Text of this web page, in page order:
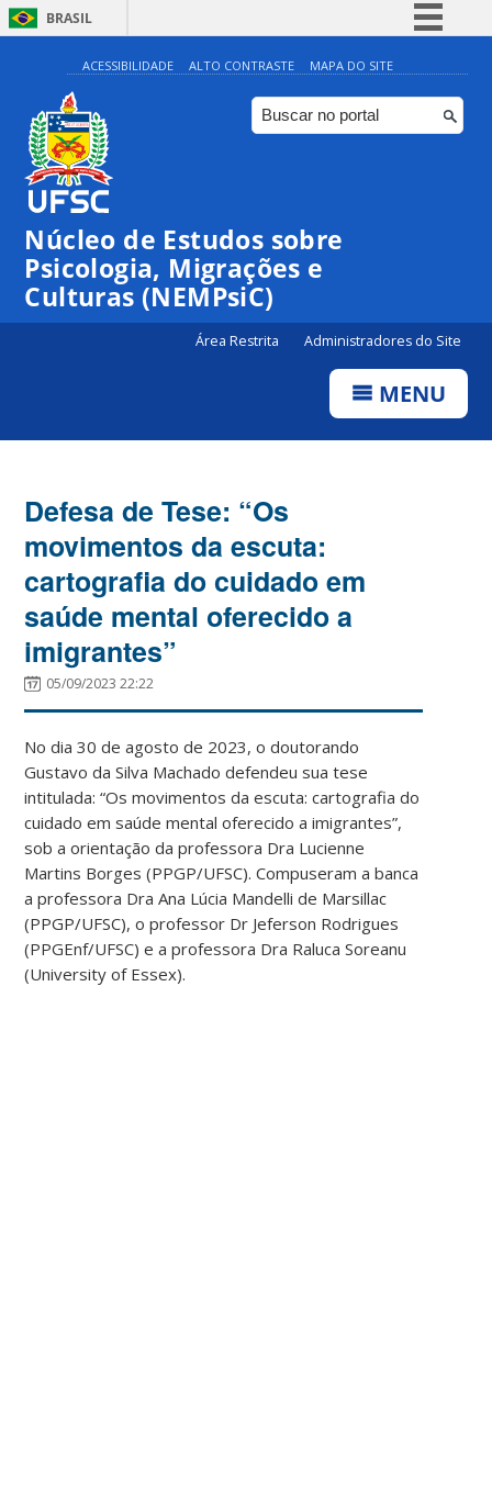
BRASIL
Simplifique!
Comunica BR
Participe
Canais
ACESSIBILIDADE ALTO CONTRASTE MAPA DO SITE
Núcleo de Estudos sobre
Psicologia, Migrações e
Culturas (NEMPsiC)
Área Restrita Administradores do Site
MENU
Defesa de Tese: “Os
movimentos da escuta:
cartografia do cuidado em
saúde mental oferecido a
imigrantes”
05/09/2023 22:22
No dia 30 de agosto de 2023, o doutorando
Gustavo da Silva Machado defendeu sua tese
intitulada: “Os movimentos da escuta: cartografia do
cuidado em saúde mental oferecido a imigrantes”,
sob a orientação da professora Dra Lucienne
Martins Borges (PPGP/UFSC). Compuseram a banca
a professora Dra Ana Lúcia Mandelli de Marsillac
(PPGP/UFSC), o professor Dr Jeferson Rodrigues
(PPGEnf/UFSC) e a professora Dra Raluca Soreanu
(University of Essex).